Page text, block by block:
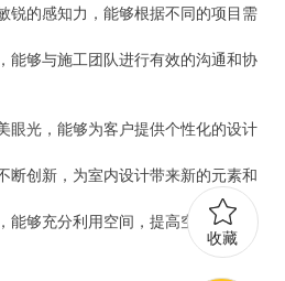
锐的感知力，能够根据不同的项目需
能够与施工团队进行有效的沟通和协
眼光，能够为客户提供个性化的设计
断创新，为室内设计带来新的元素和
够充分利用空间，提高空间的利用
收藏